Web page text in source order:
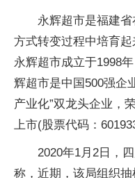
永辉超市是福建
方式转变过程中培育起
永辉超市成立于1998
辉超市是中国500强企
产业化”双龙头企业，
上市(股票代码：
2020年1月2日，
称，近期，该局组织